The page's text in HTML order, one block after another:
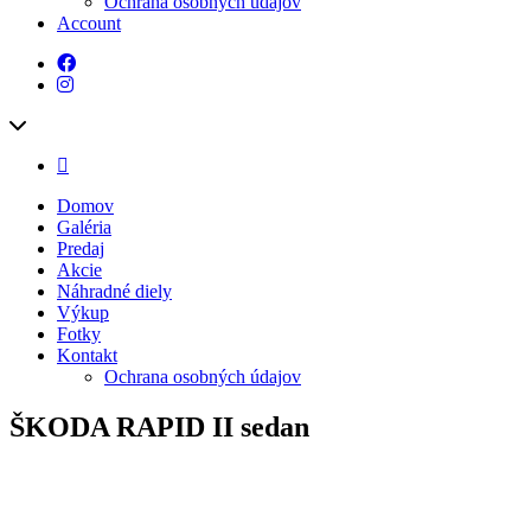
Account
Domov
Galéria
Predaj
Akcie
Náhradné diely
Výkup
Fotky
Kontakt
Ochrana osobných údajov
ŠKODA RAPID II sedan